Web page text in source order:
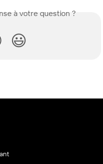
à votre question ?
😃